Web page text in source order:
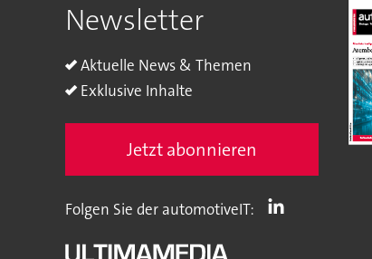
Newsletter
Aktuelle News & Themen
Exklusive Inhalte
Jetzt abonnieren
Folgen Sie der automotiveIT: